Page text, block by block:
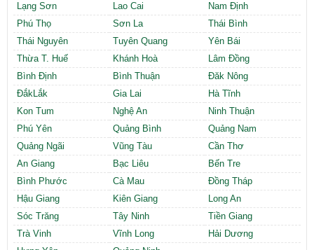
Lạng Sơn
Lao Cai
Nam Định
Phú Thọ
Sơn La
Thái Bình
Thái Nguyên
Tuyên Quang
Yên Bái
Thừa T. Huế
Khánh Hoà
Lâm Đồng
Bình Định
Bình Thuận
Đăk Nông
ĐắkLắk
Gia Lai
Hà Tĩnh
Kon Tum
Nghệ An
Ninh Thuận
Phú Yên
Quảng Bình
Quảng Nam
Quảng Ngãi
Vũng Tàu
Cần Thơ
An Giang
Bạc Liêu
Bến Tre
Bình Phước
Cà Mau
Đồng Tháp
Hậu Giang
Kiên Giang
Long An
Sóc Trăng
Tây Ninh
Tiền Giang
Trà Vinh
Vĩnh Long
Hải Dương